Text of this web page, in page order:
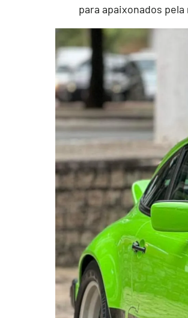
para apaixonados